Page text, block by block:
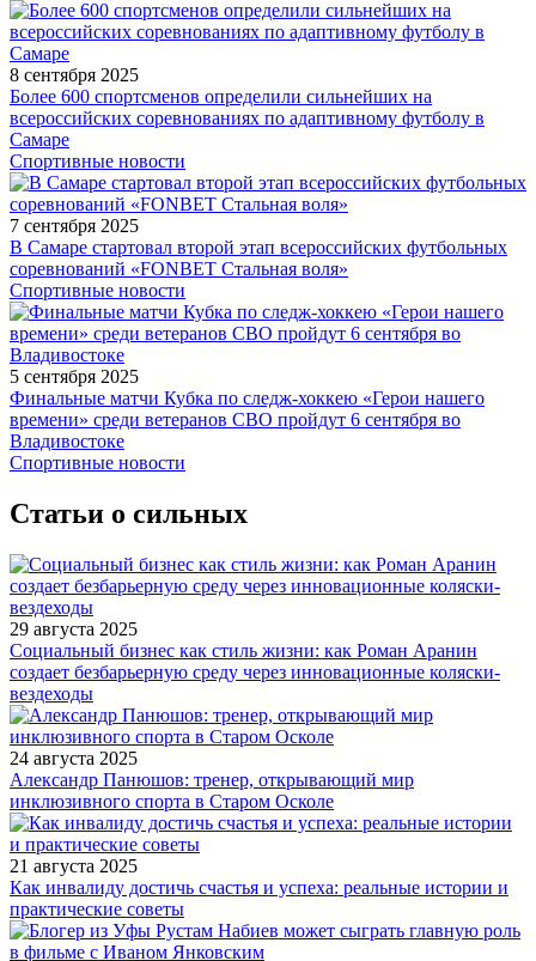
8 сентября 2025
Более 600 спортсменов определили сильнейших на
всероссийских соревнованиях по адаптивному футболу в
Самаре
Спортивные новости
7 сентября 2025
В Самаре стартовал второй этап всероссийских футбольных
соревнований «FONBET Стальная воля»
Спортивные новости
5 сентября 2025
Финальные матчи Кубка по следж-хоккею «Герои нашего
времени» среди ветеранов СВО пройдут 6 сентября во
Владивостоке
Спортивные новости
Статьи о сильных
29 августа 2025
Социальный бизнес как стиль жизни: как Роман Аранин
создает безбарьерную среду через инновационные коляски-
вездеходы
24 августа 2025
Александр Панюшов: тренер, открывающий мир
инклюзивного спорта в Старом Осколе
21 августа 2025
Как инвалиду достичь счастья и успеха: реальные истории и
практические советы